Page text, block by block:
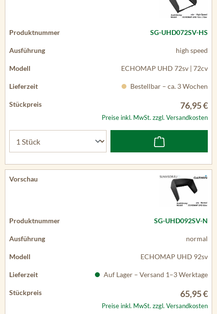
SG-UHD072SV-HS
high speed
ECHOMAP UHD 72sv | 72cv
Bestellbar – ca. 3 Wochen
76,95 €
Preise inkl. MwSt. zzgl. Versandkosten
SG-UHD092SV-N
normal
ECHOMAP UHD 92sv
Auf Lager – Versand 1–3 Werktage
65,95 €
Preise inkl. MwSt. zzgl. Versandkosten